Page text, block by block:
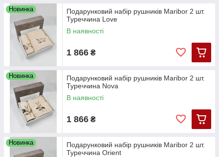
Новинка
Подарунковий набір рушників Maribor 2 шт.
Туреччина Love
В наявності
1 866 ₴
Новинка
Подарунковий набір рушників Maribor 2 шт.
Туреччина Nova
В наявності
1 866 ₴
Новинка
Подарунковий набір рушників Maribor 2 шт.
Туреччина Orient